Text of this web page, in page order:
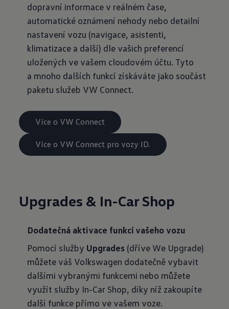
dopravní informace v reálném čase,
automatické oznámení nehody nebo detailní
nastavení vozu (navigace, asistenti,
klimatizace a další) dle vašich preferencí
uložených ve vašem cloudovém účtu. Tyto
a mnoho dalších funkcí získáváte jako součást
paketu služeb VW Connect.
Více o VW Connect
Více o VW Connect pro vozy ID.
Upgrades & In-Car Shop
Dodatečná aktivace funkcí vašeho vozu
Pomocí služby Upgrades (dříve We Upgrade)
můžete váš Volkswagen dodatečně vybavit
dalšími vybranými funkcemi nebo můžete
využít služby In-Car Shop, díky níž zakoupíte
další funkce přímo ve vašem voze.